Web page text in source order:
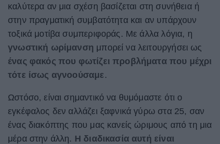
καλύτερα αν μια σχέση βασίζεται στη συνήθεια ή
στην πραγματική συμβατότητα και αν υπάρχουν
τοξικά μοτίβα συμπεριφοράς. Με άλλα λόγια, η
γνωστική ωρίμανση μπορεί να λειτουργήσει ως
ένας φακός που φωτίζει προβλήματα που μέχρι
τότε ίσως αγνοούσαμε .
Ωστόσο, είναι σημαντικό να θυμόμαστε ότι ο
εγκέφαλος δεν αλλάζει ξαφνικά γύρω στα 25, σαν
ένας διακόπτης που μας κανείς ώριμους από τη μια
μέρα στην άλλη. Η διαδικασία αυτή είναι